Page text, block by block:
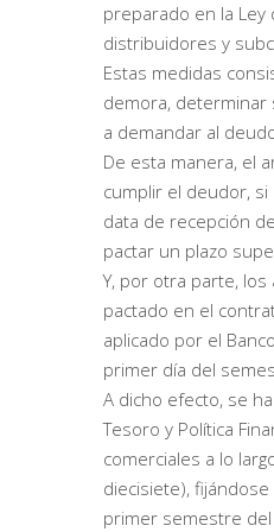
preparado en la
distribuidores y
Estas medidas
demora, determinar
a demandar al
De esta manera, el
cumplir el deudor,
data de recepción
pactar un plazo
Y, por otra parte,
pactado en el
aplicado por el
primer día del
A dicho efecto, se
Tesoro y Política
comerciales a lo
diecisiete),
primer semestre